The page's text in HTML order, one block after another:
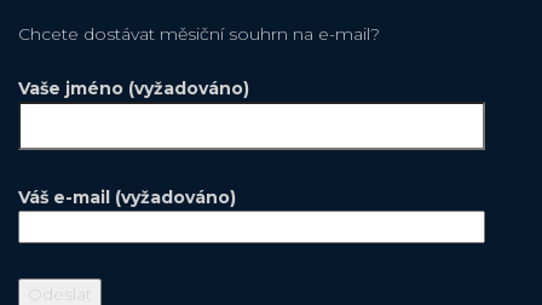
Chcete dostávat měsiční souhrn na e-mail?
Vaše jméno (vyžadováno)
Váš e-mail (vyžadováno)